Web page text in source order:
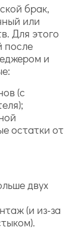
брак,
или
Для этого
после
и
(с
остатки от
двух
(и из-за